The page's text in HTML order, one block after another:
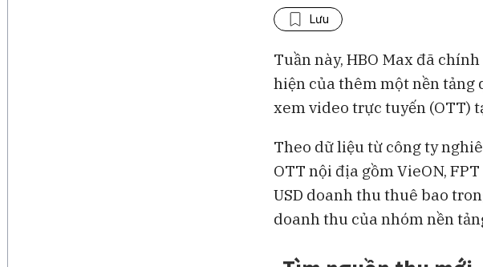
Lưu
Tuần này, HBO Max đã
hiện của thêm một nền tảng
xem video trực tuyến (OTT)
Theo dữ liệu từ công ty
OTT nội địa gồm VieON,
USD doanh thu thuê bao
doanh thu của nhóm nền
Bong